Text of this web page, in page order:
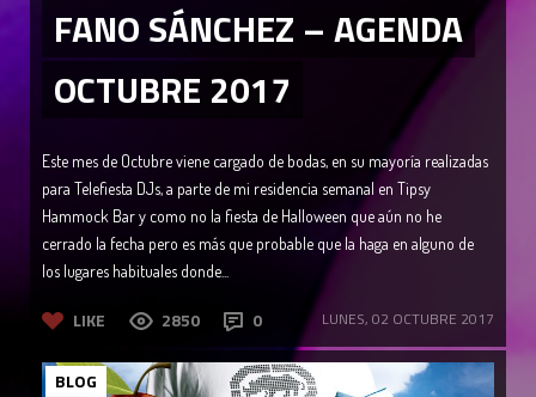
FANO SÁNCHEZ – AGENDA
OCTUBRE 2017
Este mes de Octubre viene cargado de bodas, en su mayoría realizadas
para Telefiesta DJs, a parte de mi residencia semanal en Tipsy
Hammock Bar y como no la fiesta de Halloween que aún no he
cerrado la fecha pero es más que probable que la haga en alguno de
los lugares habituales donde...
LIKE 2850 0 LUNES, 02 OCTUBRE 2017
BLOG